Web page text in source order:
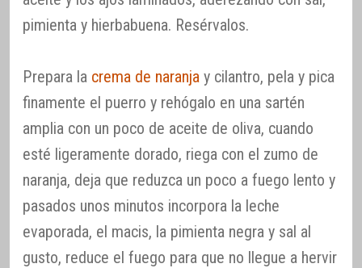
pimienta y hierbabuena. Resérvalos.
Prepara la crema de naranja y cilantro, pela y pica
finamente el puerro y rehógalo en una sartén
amplia con un poco de aceite de oliva, cuando
esté ligeramente dorado, riega con el zumo de
naranja, deja que reduzca un poco a fuego lento y
pasados unos minutos incorpora la leche
evaporada, el macis, la pimienta negra y sal al
gusto, reduce el fuego para que no llegue a hervir